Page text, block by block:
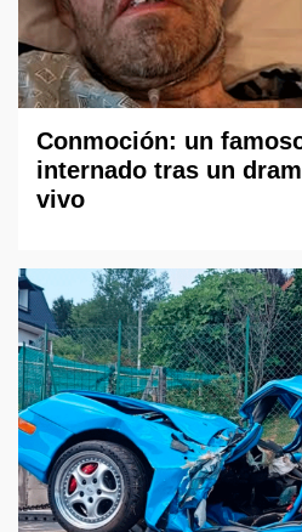
Conmoción: un
internado tras un
vivo